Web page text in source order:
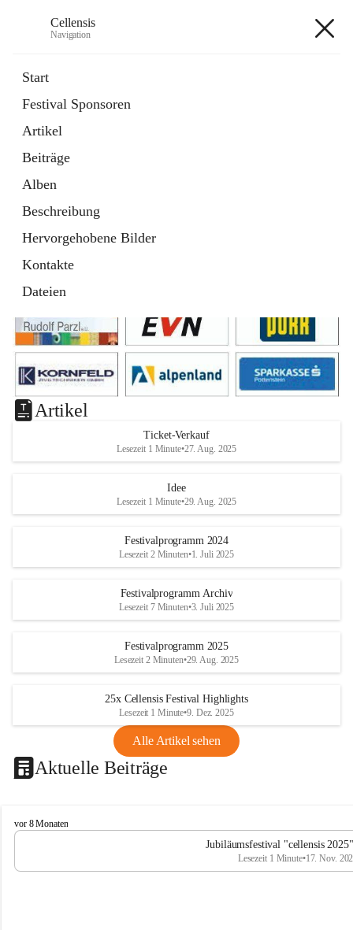
Cellensis
Navigation
Start
Festival Sponsoren
Artikel
Beiträge
Alben
Beschreibung
Hervorgehobene Bilder
Kontakte
Dateien
Festival Sponsoren
Artikel
Ticket-Verkauf
Lesezeit 1 Minute•27. Aug. 2025
Idee
Lesezeit 1 Minute•29. Aug. 2025
Festivalprogramm 2024
Lesezeit 2 Minuten•1. Juli 2025
Festivalprogramm Archiv
Lesezeit 7 Minuten•3. Juli 2025
Festivalprogramm 2025
Lesezeit 2 Minuten•29. Aug. 2025
25x Cellensis Festival Highlights
Lesezeit 1 Minute•9. Dez. 2025
Alle Artikel sehen
Aktuelle Beiträge
C
e
l
vor 8 Monaten
Jubiläumsfestival "cellensis
Lesezeit 1 Minute•17. Nov.